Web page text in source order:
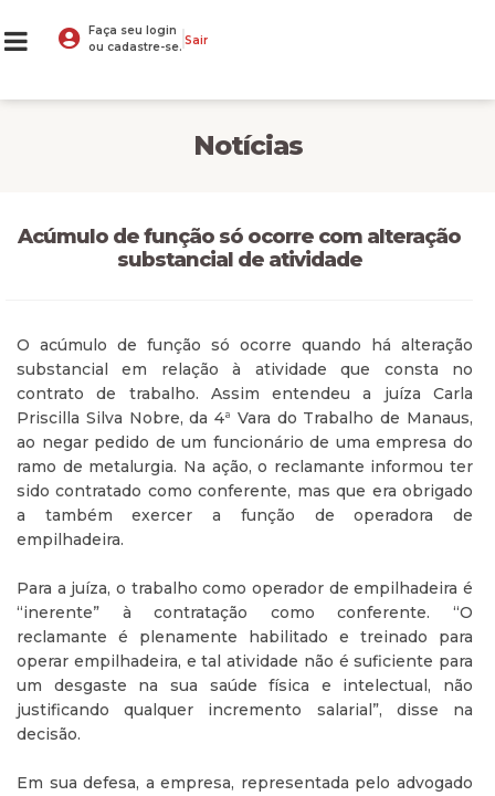
Faça seu login
ou cadastre-se. Sair
Notícias
Acúmulo de função só ocorre com alteração
substancial de atividade
O acúmulo de função só ocorre quando há alteração
substancial em relação à atividade que consta no
contrato de trabalho. Assim entendeu a juíza Carla
Priscilla Silva Nobre, da 4ª Vara do Trabalho de Manaus,
ao negar pedido de um funcionário de uma empresa do
ramo de metalurgia. Na ação, o reclamante informou ter
sido contratado como conferente, mas que era obrigado
a também exercer a função de operadora de
empilhadeira.
Para a juíza, o trabalho como operador de empilhadeira é
“inerente” à contratação como conferente. “O
reclamante é plenamente habilitado e treinado para
operar empilhadeira, e tal atividade não é suficiente para
um desgaste na sua saúde física e intelectual, não
justificando qualquer incremento salarial”, disse na
decisão.
Em sua defesa, a empresa, representada pelo advogado